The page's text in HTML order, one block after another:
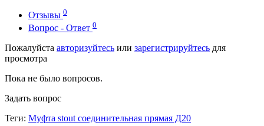
Отзывы 0
Вопрос - Ответ 0
Пожалуйста авторизуйтесь или зарегистрируйтесь для
просмотра
Пока не было вопросов.
Задать вопрос
Теги: Муфта stout соединительная прямая Д20